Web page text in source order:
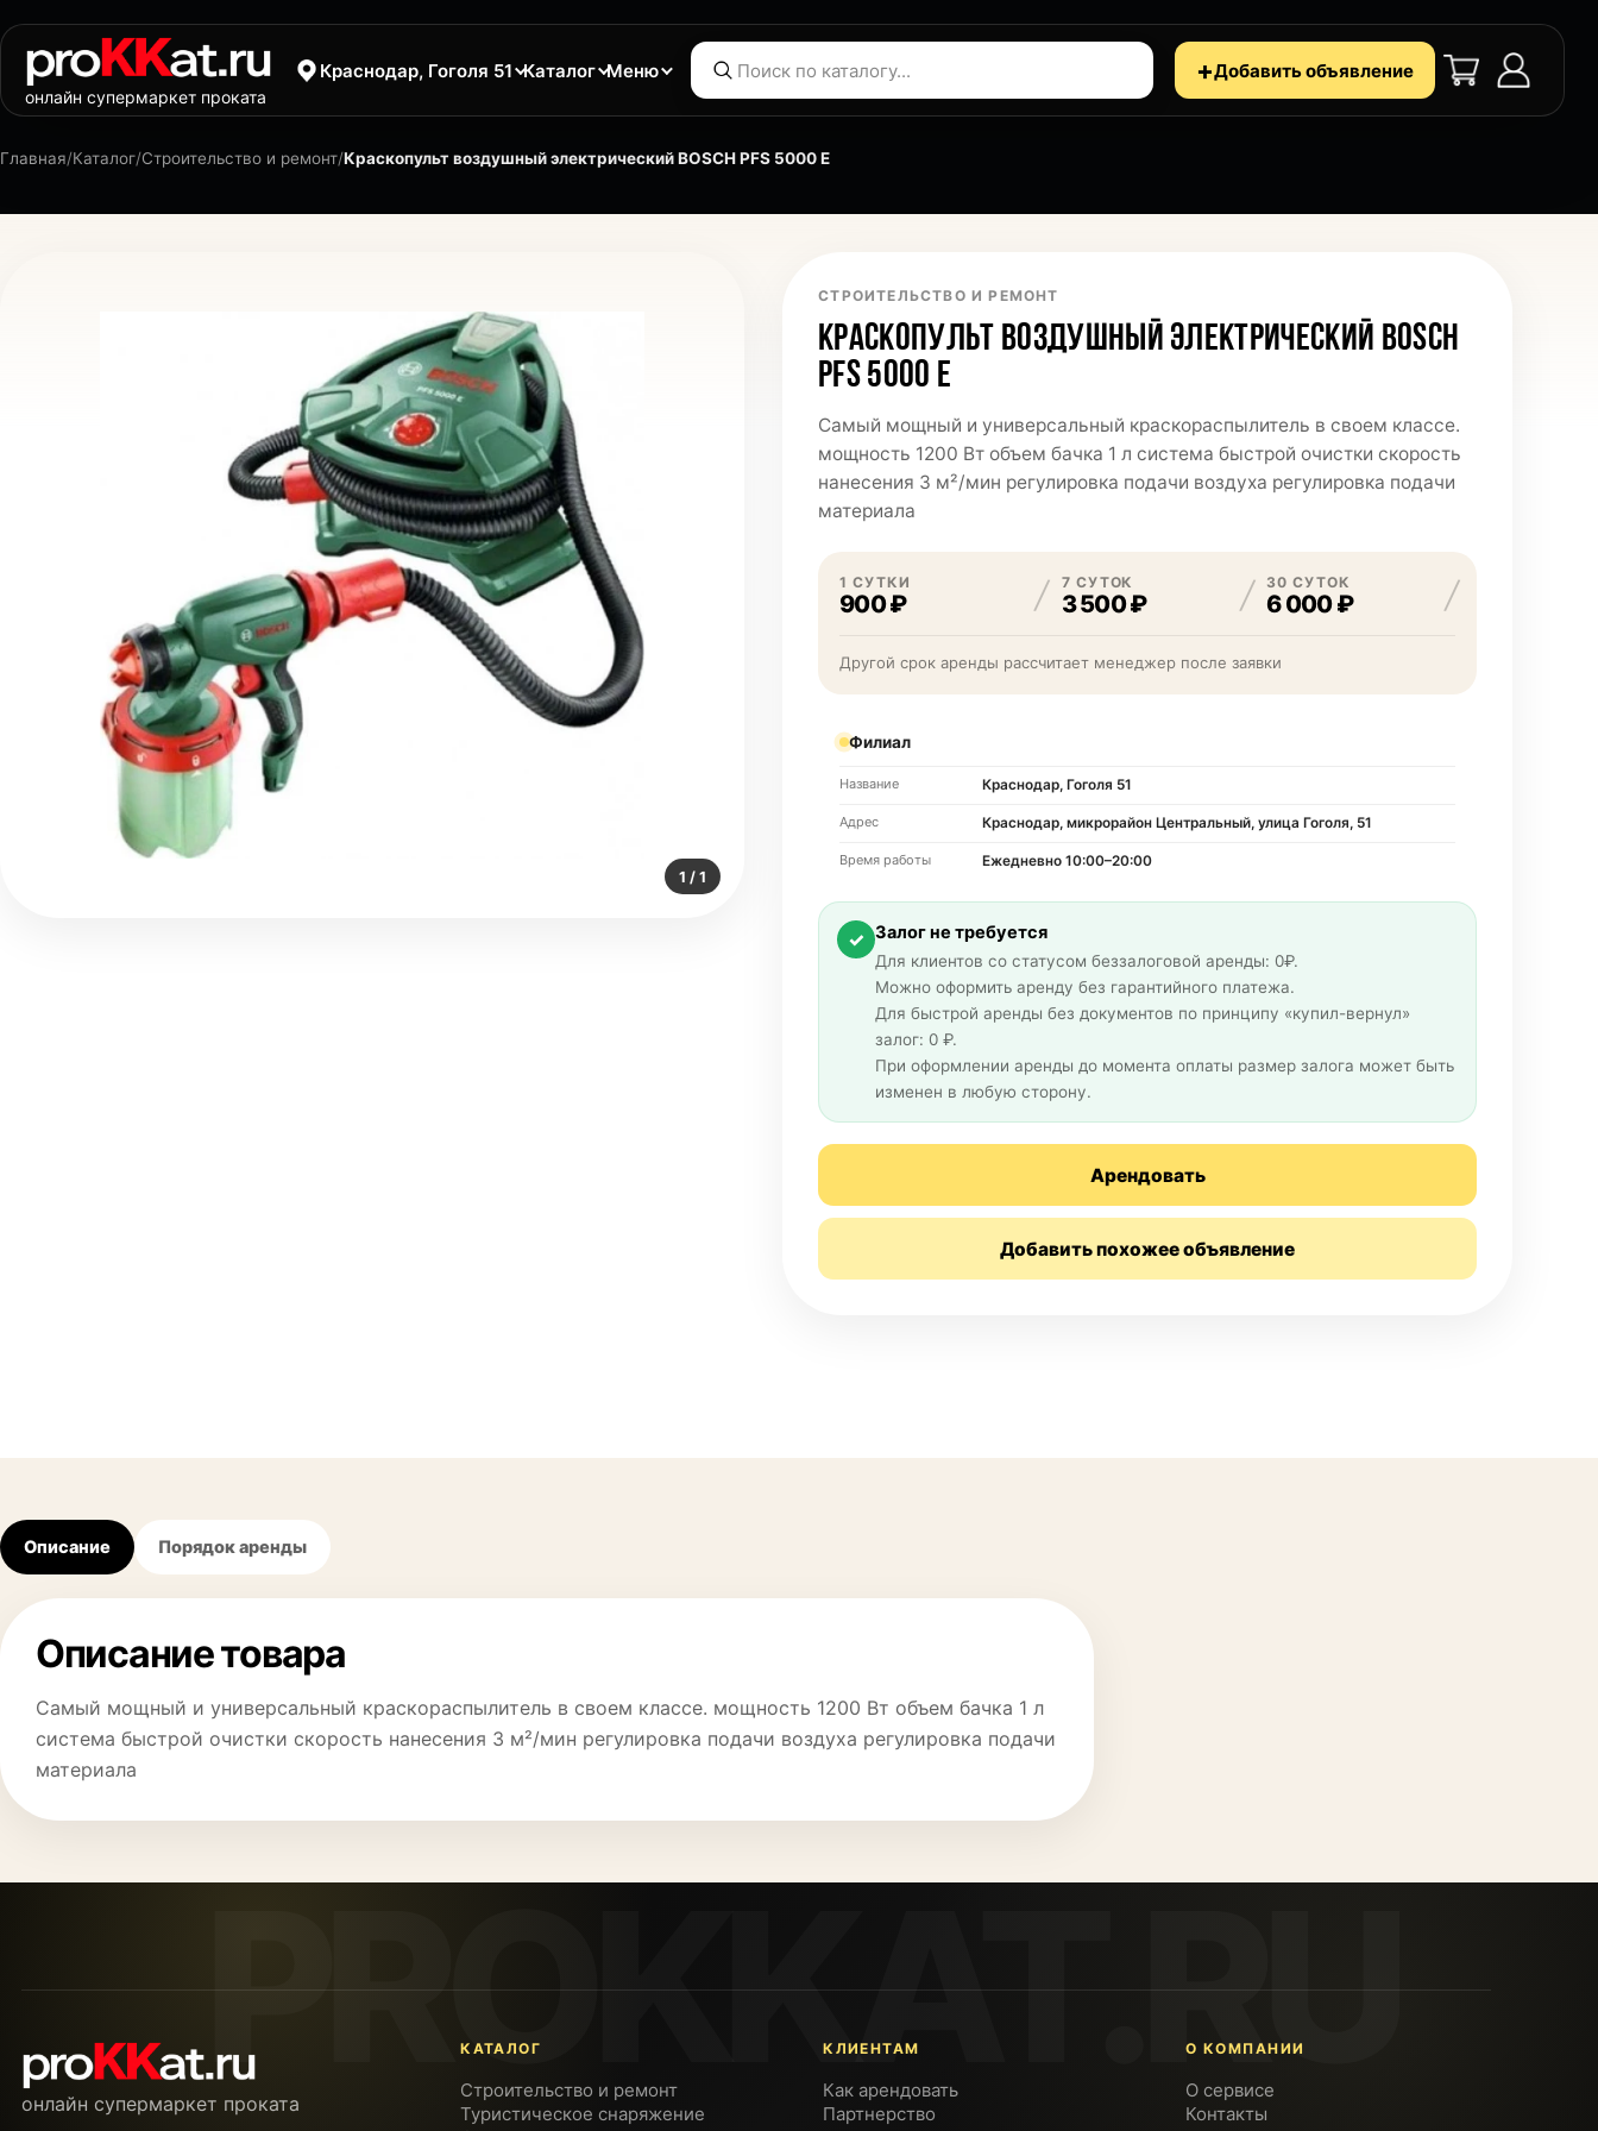
онлайн супермаркет проката
Краснодар, Гоголя 51 Каталог Меню +Добавить объявление
Главная/Каталог/Строительство и ремонт/Краскопульт воздушный электрический BOSCH PFS 5000 E
1 / 1
СТРОИТЕЛЬСТВО И РЕМОНТ
КРАСКОПУЛЬТ ВОЗДУШНЫЙ ЭЛЕКТРИЧЕСКИЙ BOSCH
PFS 5000 E
Самый мощный и универсальный краскораспылитель в своем классе.
мощность 1200 Вт объем бачка 1 л система быстрой очистки скорость
нанесения 3 м²/мин регулировка подачи воздуха регулировка подачи
материала
1 СУТКИ
900 ₽
7 СУТОК
3 500 ₽
30 СУТОК
6 000 ₽
Другой срок аренды рассчитает менеджер после заявки
Филиал
Название Краснодар, Гоголя 51
Адрес Краснодар, микрорайон Центральный, улица Гоголя, 51
Время работы Ежедневно 10:00–20:00
✓ Залог не требуется
Для клиентов со статусом беззалоговой аренды: 0₽.
Можно оформить аренду без гарантийного платежа.
Для быстрой аренды без документов по принципу «купил-вернул»
залог: 0 ₽.
При оформлении аренды до момента оплаты размер залога может быть
изменен в любую сторону.
Арендовать
Добавить похожее объявление
Описание Порядок аренды
Описание товара
Самый мощный и универсальный краскораспылитель в своем классе. мощность 1200 Вт объем бачка 1 л
система быстрой очистки скорость нанесения 3 м²/мин регулировка подачи воздуха регулировка подачи
материала
онлайн супермаркет проката
КАТАЛОГ
Строительство и ремонт
Туристическое снаряжение
КЛИЕНТАМ
Как арендовать
Партнерство
О КОМПАНИИ
О сервисе
Контакты